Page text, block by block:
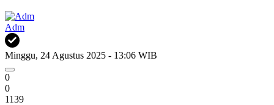
Adm
Minggu, 24 Agustus 2025 - 13:06 WIB
0
0
1139